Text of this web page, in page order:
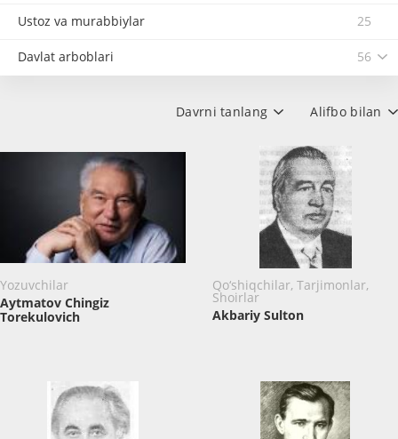
Ustoz va murabbiylar 25
Davlat arboblari 56
Alifbo bilan
Davrni tanlang
Yozuvchilar
Aytmatov Chingiz
Torekulovich
Qo‘shiqchilar, Tarjimonlar,
Shoirlar
Akbariy Sulton